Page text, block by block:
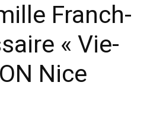
VOXFranch-
« Vie-
Nice